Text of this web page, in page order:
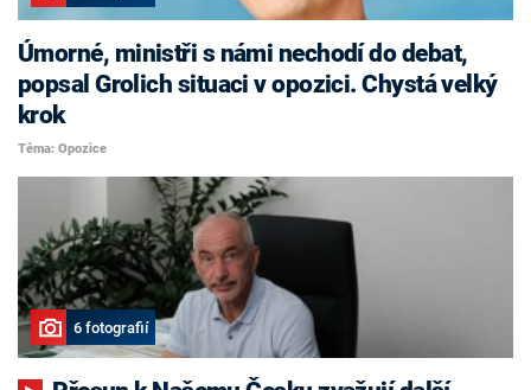
Úmorné, ministři s námi nechodí do debat,
popsal Grolich situaci v opozici. Chystá velký
krok
Téma: Opozice
6 fotografií